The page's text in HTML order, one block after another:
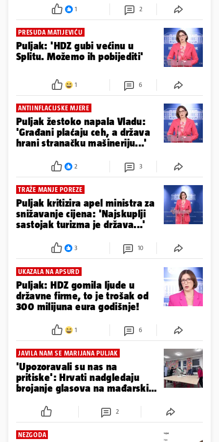
1 2
PRESUDA MATIJEVIĆU
Puljak: 'HDZ gubi većinu u
Splitu. Možemo ih pobijediti'
1 6
ANTIINFLACIJSKE MJERE
Puljak žestoko napala Vladu:
'Građani plaćaju ceh, a država
hrani stranačku mašineriju...'
2 3
TRAŽE MANJE POREZE
Puljak kritizira apel ministra za
snižavanje cijena: 'Najskuplji
sastojak turizma je država...'
3 10
UKAZALA NA APSURD
Puljak: HDZ gomila ljude u
državne firme, to je trošak od
300 milijuna eura godišnje!
1 6
JAVILA NAM SE MARIJANA PULJAK
'Upozoravali su nas na
pritiske': Hrvati nadgledaju
brojanje glasova na mađarskim
2
NEZGODA